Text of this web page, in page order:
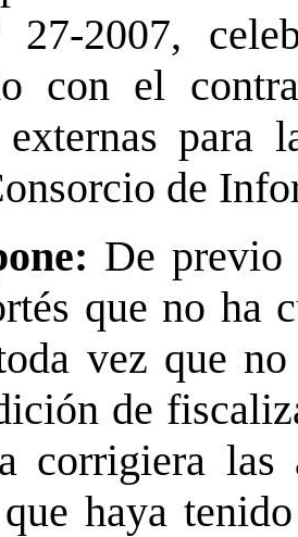
27-2007,
con el
para
de
De previo
que no ha
vez que
de
corrigiera
haya